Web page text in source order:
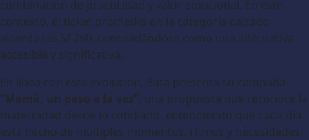
combinación de practicidad y valor emocional. En este
contexto, el ticket promedio en la categoría calzado
alcanza los S/ 250, consolidándose como una alternativa
accesible y significativa.
En línea con esta evolución, Bata presenta su campaña
“Mamá, un paso a la vez”, una propuesta que reconoce la
maternidad desde lo cotidiano, entendiendo que cada día
está hecho de múltiples momentos, ritmos y necesidades.